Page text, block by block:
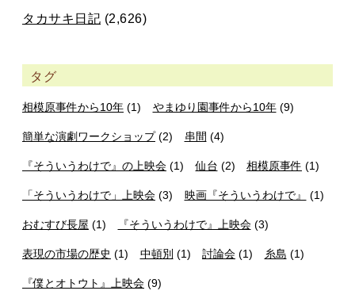
タカサキ日記 (2,626)
タグ
相模原事件から10年 (1) やまゆり園事件から10年(9)
簡単な演劇ワークショップ(2) 串間 (4)
『そういうわけで』の上映会 (1) 仙台 (2) 相模原事件 (1)
「そういうわけで」上映会 (3) 映画『そういうわけで』 (1)
おむすび長屋 (1) 『そういうわけで』上映会(3)
表現の市場の歴史 (1) 中頓別 (1) 討論会 (1) 糸島 (1)
『僕とオトウト』上映会 (9)